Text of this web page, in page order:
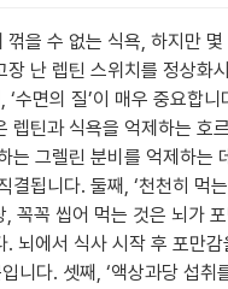
꺾을 수 없는 식욕, 하지만
난 렙틴 스위치를 정상화
수면의 질’이 매우 중요합
렙틴과 식욕을 억제하는 호
는 그렐린 분비를 억제하는
결됩니다. 둘째, ‘천천히 먹
꼭꼭 씹어 먹는 것은 뇌가
. 뇌에서 식사 시작 후 포만
니다. 셋째, ‘액상과당 섭취